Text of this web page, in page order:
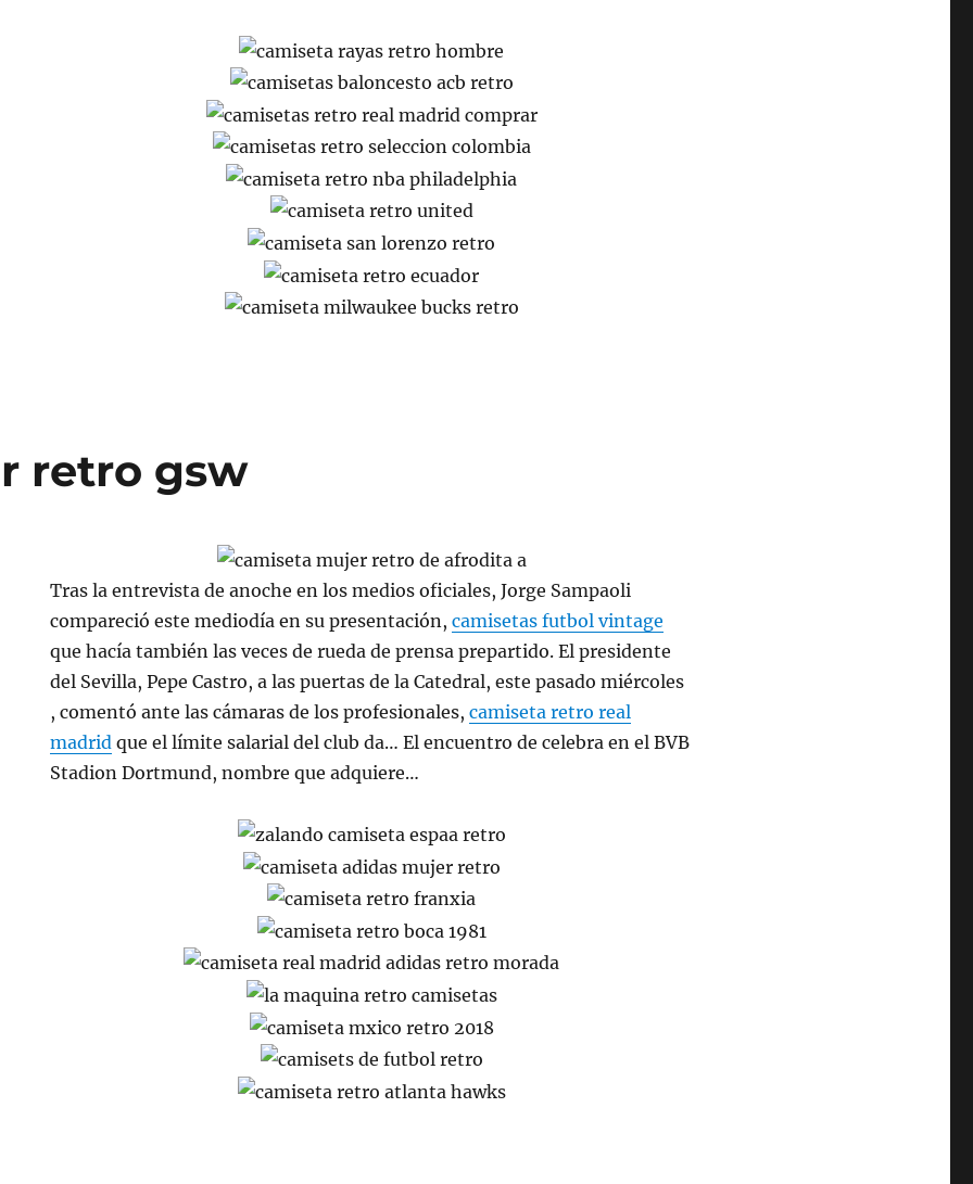
retro gsw
Tras la entrevista de anoche en los medios oficiales, Jorge Sampaoli
compareció este mediodía en su presentación,camisetas futbol vintage
que hacía también las veces de rueda de prensa prepartido. El presidente
del Sevilla, Pepe Castro, a las puertas de la Catedral, este pasado miércoles
, comentó ante las cámaras de los profesionales,camiseta retro real
madrid que el límite salarial del club da… El encuentro de celebra en el BVB
Stadion Dortmund, nombre que adquiere…